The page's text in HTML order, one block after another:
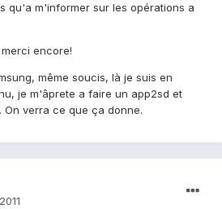
qu'a m'informer sur les opérations a
encore!
même soucis, là je suis en
je m'âprete a faire un app2sd et
verra ce que ça donne.